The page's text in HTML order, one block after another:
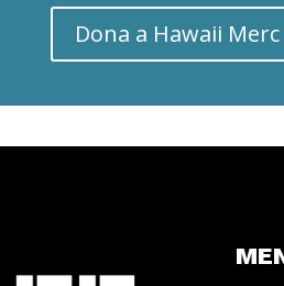
Dona a Hawaii Merc